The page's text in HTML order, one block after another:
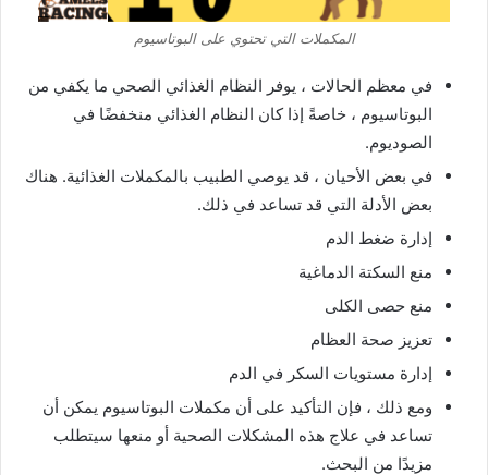
المكملات التي تحتوي على البوتاسيوم
في معظم الحالات ، يوفر النظام الغذائي الصحي ما يكفي من
البوتاسيوم ، خاصةً إذا كان النظام الغذائي منخفضًا في
الصوديوم.
في بعض الأحيان ، قد يوصي الطبيب بالمكملات الغذائية. هناك
بعض الأدلة التي قد تساعد في ذلك.
إدارة ضغط الدم
منع السكتة الدماغية
منع حصى الكلى
تعزيز صحة العظام
إدارة مستويات السكر في الدم
ومع ذلك ، فإن التأكيد على أن مكملات البوتاسيوم يمكن أن
تساعد في علاج هذه المشكلات الصحية أو منعها سيتطلب
مزيدًا من البحث.